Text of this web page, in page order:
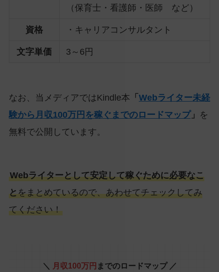
（保育士・看護師・医師 など）
資格 ・キャリアコンサルタント
文字単価 3～6円
なお、当メディアではKindle本 「 Webライター未経
験から月収100万円を稼ぐまでのロードマップ」 を
無料で公開しています。
Webライターとして安定して稼ぐために必要なこ
とをまとめているので、あわせてチェックしてみ
てください！
＼ 月収100万円 までのロードマップ ／